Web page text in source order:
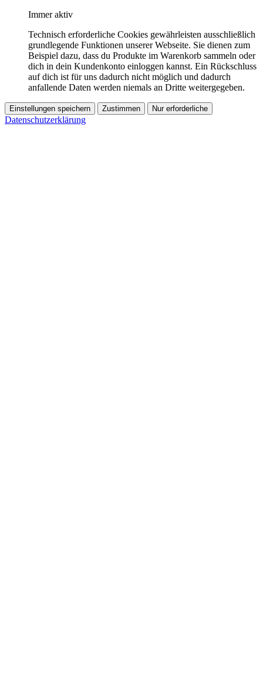
Immer aktiv
Technisch erforderliche Cookies gewährleisten ausschließlich
grundlegende Funktionen unserer Webseite. Sie dienen zum
Beispiel dazu, dass du Produkte im Warenkorb sammeln oder
dich in dein Kundenkonto einloggen kannst. Ein Rückschluss
auf dich ist für uns dadurch nicht möglich und dadurch
anfallende Daten werden niemals an Dritte weitergegeben.
Einstellungen speichern Zustimmen Nur erforderliche
Datenschutzerklärung